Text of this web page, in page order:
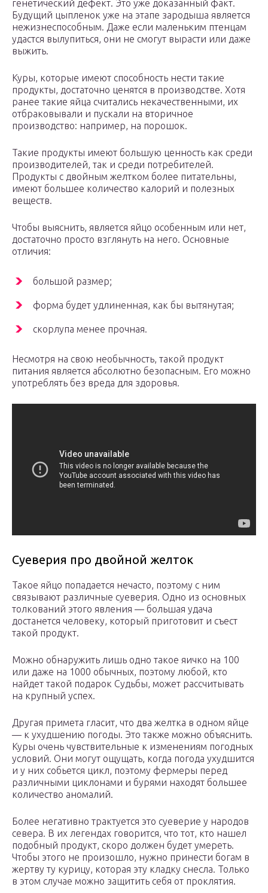
генетический дефект. Это уже доказанный факт.
Будущий цыпленок уже на этапе зародыша является
нежизнеспособным. Даже если маленьким птенцам
удастся вылупиться, они не смогут вырасти или даже
выжить.
Куры, которые имеют способность нести такие
продукты, достаточно ценятся в производстве. Хотя
ранее такие яйца считались некачественными, их
отбраковывали и пускали на вторичное
производство: например, на порошок.
Такие продукты имеют большую ценность как среди
производителей, так и среди потребителей.
Продукты с двойным желтком более питательны,
имеют большее количество калорий и полезных
веществ.
Чтобы выяснить, является яйцо особенным или нет,
достаточно просто взглянуть на него. Основные
отличия:
большой размер;
форма будет удлиненная, как бы вытянутая;
скорлупа менее прочная.
Несмотря на свою необычность, такой продукт
питания является абсолютно безопасным. Его можно
употреблять без вреда для здоровья.
Суеверия про двойной желток
Такое яйцо попадается нечасто, поэтому с ним
связывают различные суеверия. Одно из основных
толкований этого явления — большая удача
достанется человеку, который приготовит и съест
такой продукт.
Можно обнаружить лишь одно такое яичко на 100
или даже на 1000 обычных, поэтому любой, кто
найдет такой подарок Судьбы, может рассчитывать
на крупный успех.
Другая примета гласит, что два желтка в одном яйце
— к ухудшению погоды. Это также можно объяснить.
Куры очень чувствительные к изменениям погодных
условий. Они могут ощущать, когда погода ухудшится
и у них собьется цикл, поэтому фермеры перед
различными циклонами и бурями находят большее
количество аномалий.
Более негативно трактуется это суеверие у народов
севера. В их легендах говорится, что тот, кто нашел
подобный продукт, скоро должен будет умереть.
Чтобы этого не произошло, нужно принести богам в
жертву ту курицу, которая эту кладку снесла. Только
в этом случае можно защитить себя от проклятия.